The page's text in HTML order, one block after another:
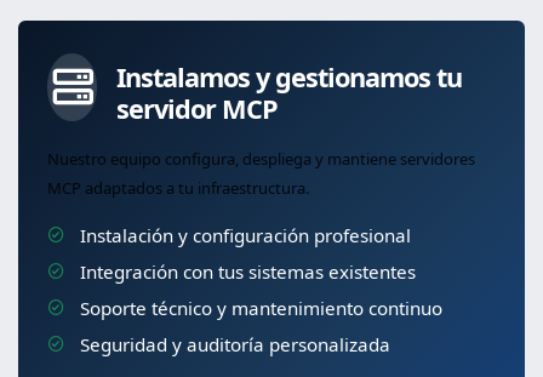
Instalamos y gestionamos tu
servidor MCP
Nuestro equipo configura, despliega y mantiene servidores
MCP adaptados a tu infraestructura.
Instalación y configuración profesional
Integración con tus sistemas existentes
Soporte técnico y mantenimiento continuo
Seguridad y auditoría personalizada